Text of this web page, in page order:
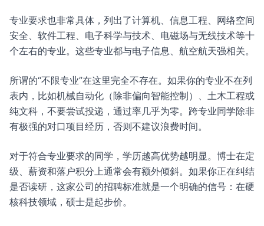
专业要求也非常具体，列出了计算机、信息工程、网络空间
安全、软件工程、电子科学与技术、电磁场与无线技术等十
个左右的专业。这些专业都与电子信息、航空航天强相关。
所谓的“不限专业”在这里完全不存在。如果你的专业不在列
表内，比如机械自动化（除非偏向智能控制）、土木工程或
纯文科，不要尝试投递，通过率几乎为零。跨专业同学除非
有极强的对口项目经历，否则不建议浪费时间。
对于符合专业要求的同学，学历越高优势越明显。博士在定
级、薪资和落户积分上通常会有额外倾斜。如果你正在纠结
是否读研，这家公司的招聘标准就是一个明确的信号：在硬
核科技领域，硕士是起步价。